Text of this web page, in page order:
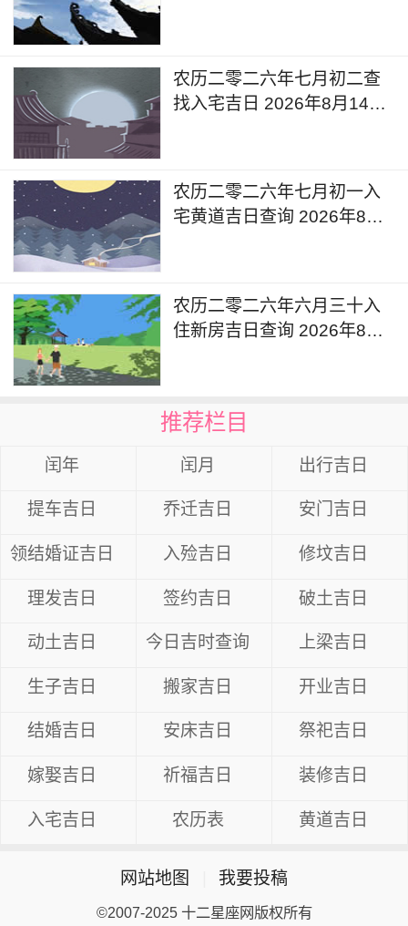
农历二零二六年七月初二查
找入宅吉日 2026年8月14日
农历二零二六年七月初一入
宅黄道吉日查询 2026年8月
农历二零二六年六月三十入
住新房吉日查询 2026年8月
推荐栏目
闰年 闰月 出行吉日
提车吉日 乔迁吉日 安门吉日
领结婚证吉日 入殓吉日 修坟吉日
理发吉日 签约吉日 破土吉日
动土吉日 今日吉时查询 上梁吉日
生子吉日 搬家吉日 开业吉日
结婚吉日 安床吉日 祭祀吉日
嫁娶吉日 祈福吉日 装修吉日
入宅吉日 农历表 黄道吉日
网站地图 我要投稿
©2007-2025 十二星座网版权所有